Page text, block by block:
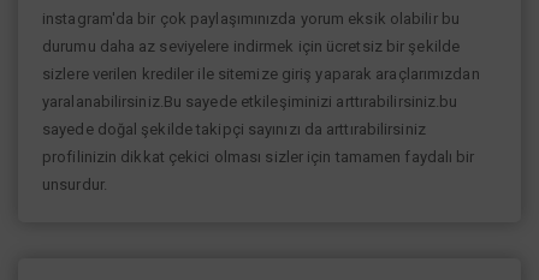
instagram'da bir çok paylaşımınızda yorum eksik olabilir bu
durumu daha az seviyelere indirmek için ücretsiz bir şekilde
sizlere verilen krediler ile sitemize giriş yaparak araçlarımızdan
yaralanabilirsiniz.Bu sayede etkileşiminizi arttırabilirsiniz.bu
sayede doğal şekilde takipçi sayınızı da arttırabilirsiniz
profilinizin dikkat çekici olması sizler için tamamen faydalı bir
unsurdur.